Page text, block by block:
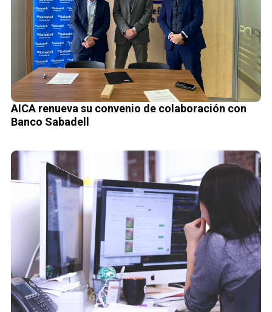
AICA renueva su convenio de colaboración con
Banco Sabadell